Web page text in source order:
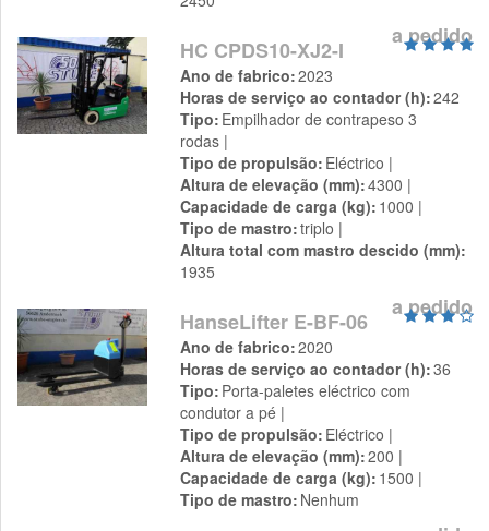
a pedido
HC CPDS10-XJ2-I
Ano de fabrico 2023
Horas de serviço ao contador (h) 242
Tipo Empilhador de contrapeso 3
rodas
Tipo de propulsão Eléctrico
Altura de elevação (mm) 4300
Capacidade de carga (kg) 1000
Tipo de mastro triplo
Altura total com mastro descido (mm)
1935
a pedido
HanseLifter E-BF-06
Ano de fabrico 2020
Horas de serviço ao contador (h) 36
Tipo Porta-paletes eléctrico com
condutor a pé
Tipo de propulsão Eléctrico
Altura de elevação (mm) 200
Capacidade de carga (kg) 1500
Tipo de mastro Nenhum